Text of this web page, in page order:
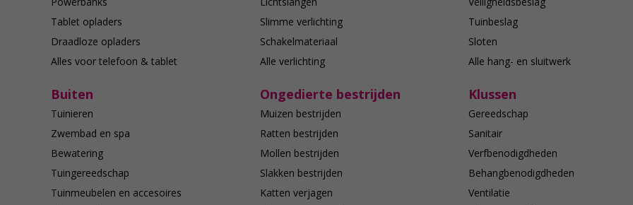
Tablet opladers
Draadloze opladers
Alles voor telefoon & tablet
Slimme verlichting
Schakelmateriaal
Alle verlichting
Tuinbeslag
Sloten
Alle hang- en sluitwerk
Buiten
Tuinieren
Zwembad en spa
Bewatering
Tuingereedschap
Tuinmeubelen en accesoires
Ongedierte bestrijden
Muizen bestrijden
Ratten bestrijden
Mollen bestrijden
Slakken bestrijden
Katten verjagen
Klussen
Gereedschap
Sanitair
Verfbenodigdheden
Behangbenodigdheden
Ventilatie